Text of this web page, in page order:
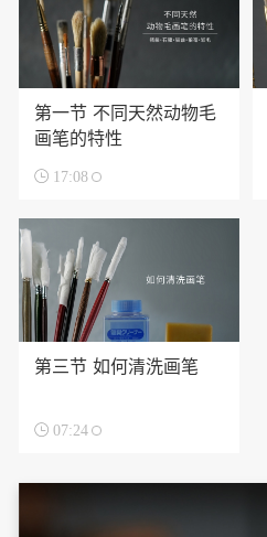
第一节 不同天然动物毛
画笔的特性
 17:08
第三节 如何清洗画笔
 07:24